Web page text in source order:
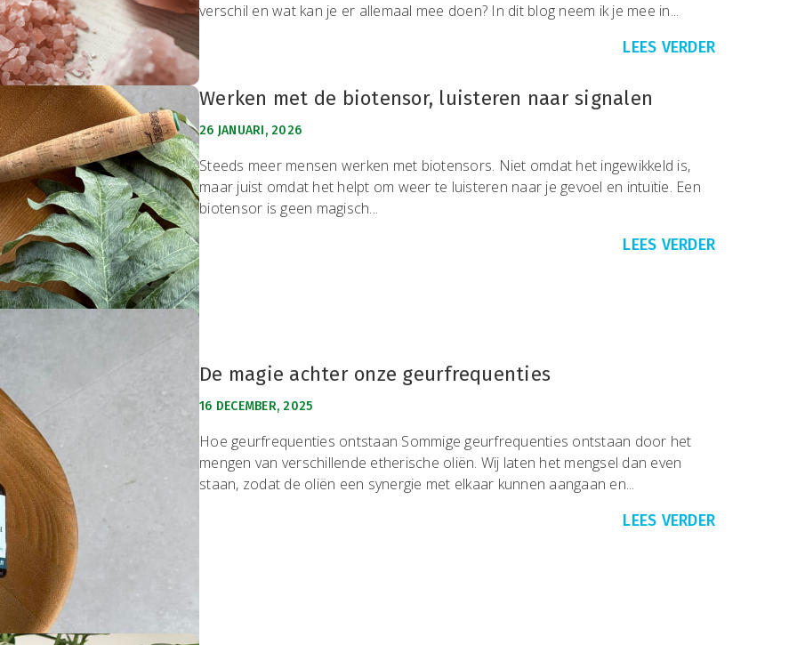
verschil en wat kan je er allemaal mee doen? In dit blog neem ik je mee in...
LEES VERDER
Werken met de biotensor, luisteren naar signalen
26 JANUARI, 2026
Steeds meer mensen werken met biotensors. Niet omdat het ingewikkeld is,
maar juist omdat het helpt om weer te luisteren naar je gevoel en intuïtie. Een
biotensor is geen magisch...
LEES VERDER
De magie achter onze geurfrequenties
16 DECEMBER, 2025
Hoe geurfrequenties ontstaan Sommige geurfrequenties ontstaan door het
mengen van verschillende etherische oliën. Wij laten het mengsel dan even
staan, zodat de oliën een synergie met elkaar kunnen aangaan en...
LEES VERDER